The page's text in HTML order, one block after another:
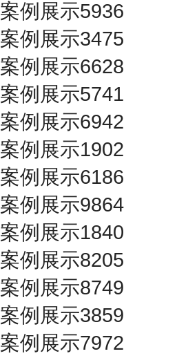
案例展示5936
案例展示3475
案例展示6628
案例展示5741
案例展示6942
案例展示1902
案例展示6186
案例展示9864
案例展示1840
案例展示8205
案例展示8749
案例展示3859
案例展示7972